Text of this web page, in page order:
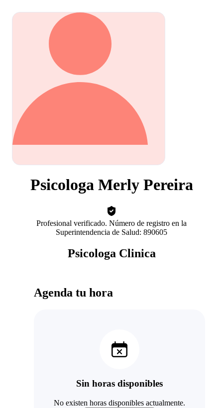
Psicologa Merly Pereira
Profesional verificado. Número de registro en la
Superintendencia de Salud: 890605
Psicologa Clinica
Agenda tu hora
Sin horas disponibles
No existen horas disponibles actualmente.